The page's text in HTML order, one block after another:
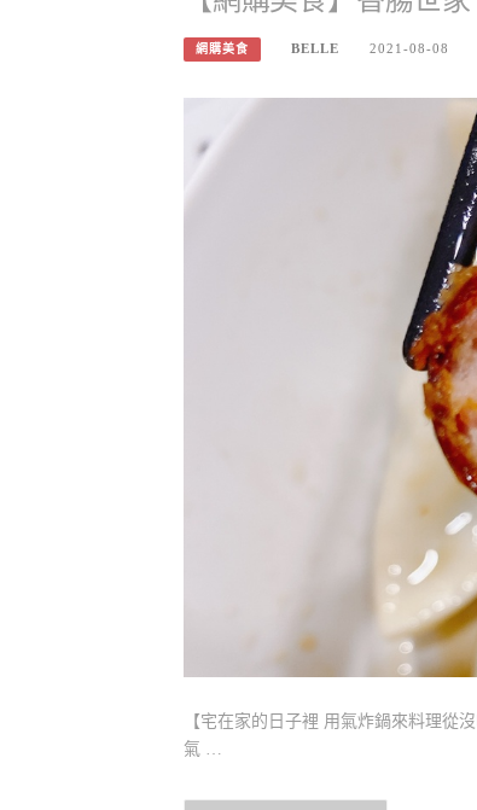
網購美食 BELLE 2021-08-08
【宅在家的日子裡 用氣炸鍋來料理從
氣 …